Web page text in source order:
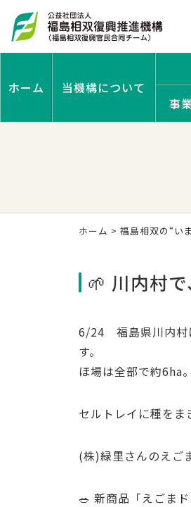
ホーム 当機構について
事
ホーム > 福島相双の“い
🌱 川内村
6/24 福島県川内村
す。
ほ場は全部で約6ha
セルトレイに種をま
(株)緑里さんのえご
🥗 新商品「えごま